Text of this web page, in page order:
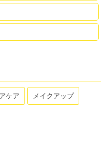
ケア メイクアップ